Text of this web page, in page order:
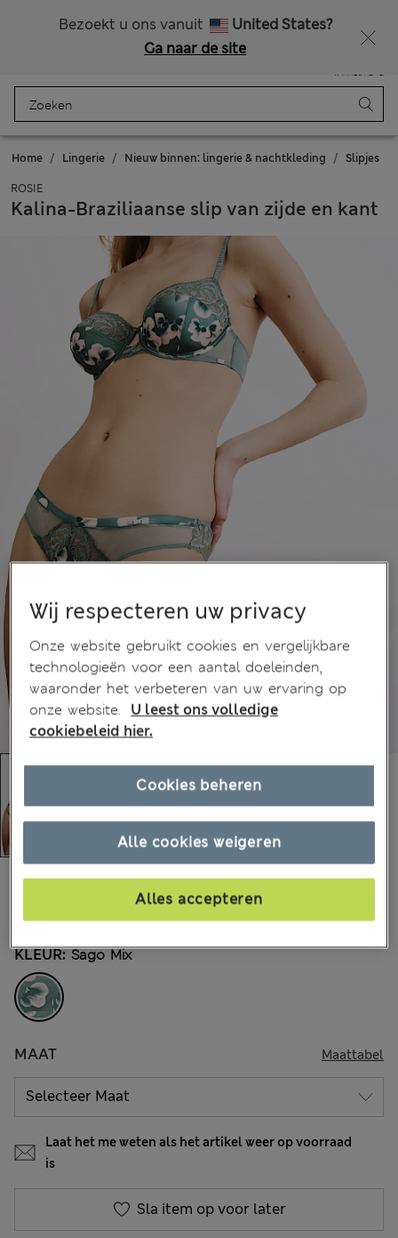
Bezoekt u ons vanuit
United States?
Ga naar de site
Winkelmand
Home Lingerie Nieuw binnen: lingerie & nachtkleding Slipjes
ROSIE
Kalina-Braziliaanse slip van zijde en kant
2 Beoordelingen
€24,00 Alle prijzen zijn inclusief btw en invoerrechten
KLEUR: Sago Mix
MAAT Maattabel
Laat het me weten als het artikel weer op voorraad
is
Sla item op voor later
Wij respecteren uw privacy
Onze website gebruikt cookies en vergelijkbare
technologieën voor een aantal doeleinden,
waaronder het verbeteren van uw ervaring op
onze website.
U leest ons volledige
cookiebeleid hier.
Alle cookies weigeren
Alles accepteren
Cookies beheren